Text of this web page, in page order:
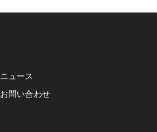
ニュース
お問い合わせ